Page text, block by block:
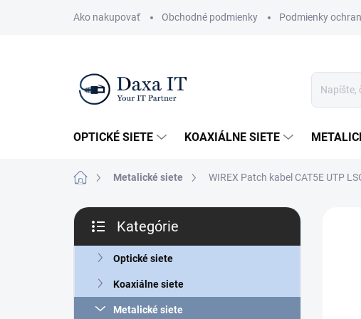
Ako nakupovať Obchodné podmienky Podmienky
OPTICKÉ SIETE KOAXIÁLNE SIETE
DomovMetalické siete WIREX Patch kabel CAT5E UTP
B
č
p
kategórie
Kategórie
Optické siete
Koaxiálne siete
Metalické siete